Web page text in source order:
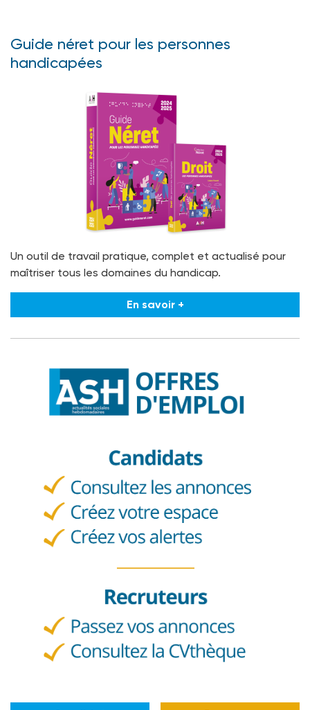
Guide néret pour les personnes
handicapées
Un outil de travail pratique, complet et actualisé pour
maîtriser tous les domaines du handicap.
En savoir +